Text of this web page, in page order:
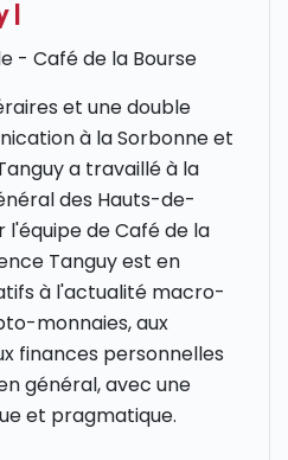
- Café de la Bourse
et une double
à la Sorbonne et
a travaillé à la
des Hauts-de-
de Café de la
Tanguy est en
à l'actualité macro-
monnaies, aux
finances personnelles
général, avec une
et pragmatique.